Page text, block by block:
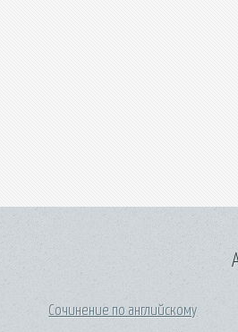
Сочинение по английскому